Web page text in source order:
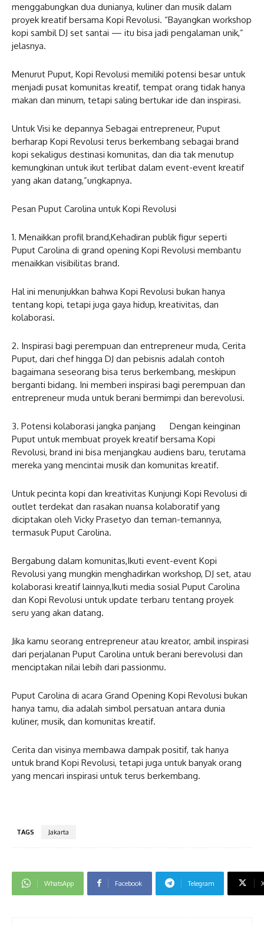
menggabungkan dua dunianya, kuliner dan musik dalam
proyek kreatif bersama Kopi Revolusi. “Bayangkan workshop
kopi sambil DJ set santai — itu bisa jadi pengalaman unik,”
jelasnya.
Menurut Puput, Kopi Revolusi memiliki potensi besar untuk
menjadi pusat komunitas kreatif, tempat orang tidak hanya
makan dan minum, tetapi saling bertukar ide dan inspirasi.
Untuk Visi ke depannya Sebagai entrepreneur, Puput
berharap Kopi Revolusi terus berkembang sebagai brand
kopi sekaligus destinasi komunitas, dan dia tak menutup
kemungkinan untuk ikut terlibat dalam event-event kreatif
yang akan datang,”ungkapnya.
Pesan Puput Carolina untuk Kopi Revolusi
1. Menaikkan profil brand,Kehadiran publik figur seperti
Puput Carolina di grand opening Kopi Revolusi membantu
menaikkan visibilitas brand.
Hal ini menunjukkan bahwa Kopi Revolusi bukan hanya
tentang kopi, tetapi juga gaya hidup, kreativitas, dan
kolaborasi.
2. Inspirasi bagi perempuan dan entrepreneur muda, Cerita
Puput, dari chef hingga DJ dan pebisnis adalah contoh
bagaimana seseorang bisa terus berkembang, meskipun
berganti bidang. Ini memberi inspirasi bagi perempuan dan
entrepreneur muda untuk berani bermimpi dan berevolusi.
3. Potensi kolaborasi jangka panjang Dengan keinginan
Puput untuk membuat proyek kreatif bersama Kopi
Revolusi, brand ini bisa menjangkau audiens baru, terutama
mereka yang mencintai musik dan komunitas kreatif.
Untuk pecinta kopi dan kreativitas Kunjungi Kopi Revolusi di
outlet terdekat dan rasakan nuansa kolaboratif yang
diciptakan oleh Vicky Prasetyo dan teman-temannya,
termasuk Puput Carolina.
Bergabung dalam komunitas,Ikuti event-event Kopi
Revolusi yang mungkin menghadirkan workshop, DJ set, atau
kolaborasi kreatif lainnya,Ikuti media sosial Puput Carolina
dan Kopi Revolusi untuk update terbaru tentang proyek
seru yang akan datang.
Jika kamu seorang entrepreneur atau kreator, ambil inspirasi
dari perjalanan Puput Carolina untuk berani berevolusi dan
menciptakan nilai lebih dari passionmu.
Puput Carolina di acara Grand Opening Kopi Revolusi bukan
hanya tamu, dia adalah simbol persatuan antara dunia
kuliner, musik, dan komunitas kreatif.
Cerita dan visinya membawa dampak positif, tak hanya
untuk brand Kopi Revolusi, tetapi juga untuk banyak orang
yang mencari inspirasi untuk terus berkembang.
TAGS Jakarta
WhatsApp Facebook Telegram